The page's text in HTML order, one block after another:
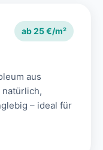
ab 25 €/m²
aus
– ideal für